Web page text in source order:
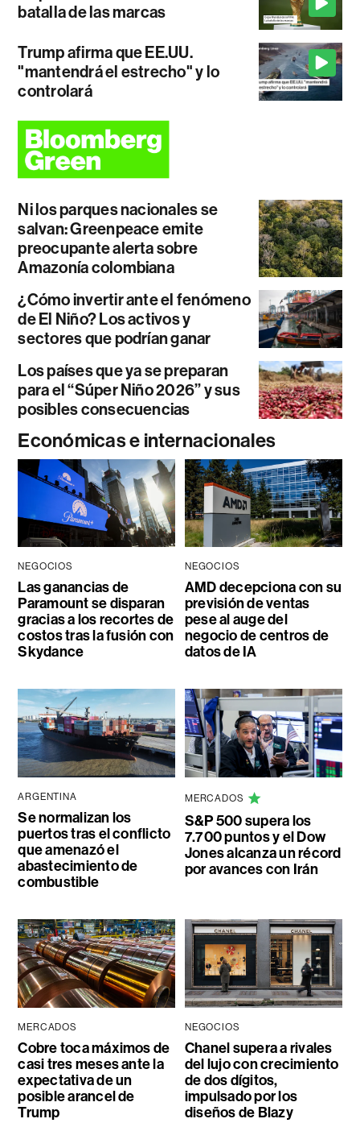
batalla de las marcas
Trump afirma que EE.UU.
"mantendrá el estrecho" y lo
controlará
Ni los parques nacionales se
salvan: Greenpeace emite
preocupante alerta sobre
Amazonía colombiana
¿Cómo invertir ante el fenómeno
de El Niño? Los activos y
sectores que podrían ganar
Los países que ya se preparan
para el “Súper Niño 2026” y sus
posibles consecuencias
Económicas e internacionales
NEGOCIOS
Las ganancias de
Paramount se disparan
gracias a los recortes de
costos tras la fusión con
Skydance
NEGOCIOS
AMD decepciona con su
previsión de ventas
pese al auge del
negocio de centros de
datos de IA
ARGENTINA
Se normalizan los
puertos tras el conflicto
que amenazó el
abastecimiento de
combustible
MERCADOS
S&P 500 supera los
7.700 puntos y el Dow
Jones alcanza un récord
por avances con Irán
MERCADOS
Cobre toca máximos de
casi tres meses ante la
expectativa de un
posible arancel de
Trump
NEGOCIOS
Chanel supera a rivales
del lujo con crecimiento
de dos dígitos,
impulsado por los
diseños de Blazy